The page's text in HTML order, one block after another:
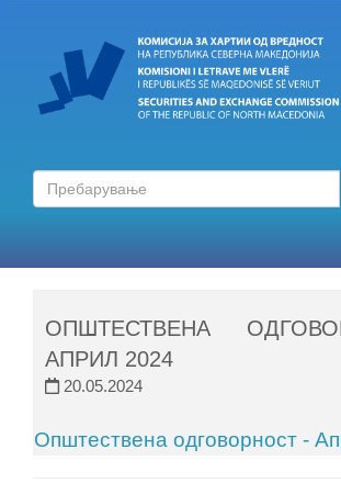
ОПШТЕСТВЕНА
АПРИЛ 2024
20.05.2024
Општествена одговорност -